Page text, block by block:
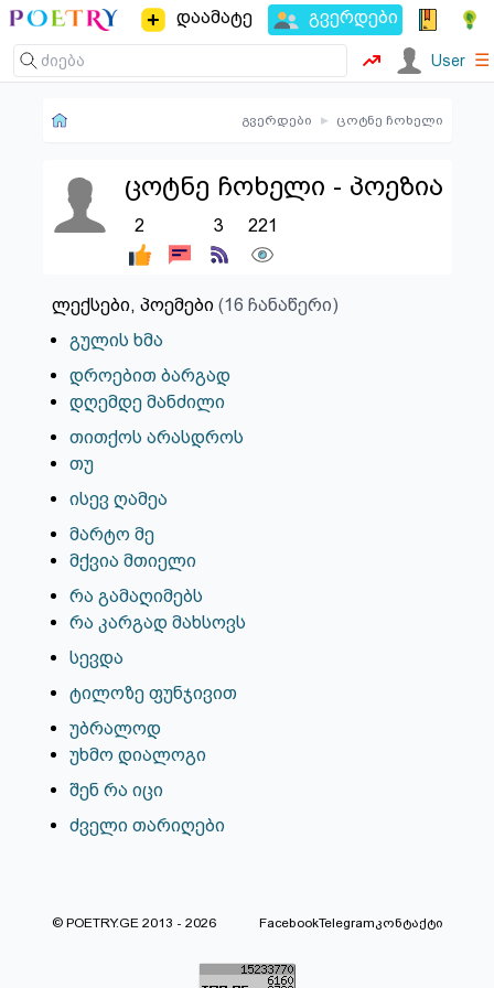
დაამატე გვერდები
User ☰
გვერდები ▸ ცოტნე ჩოხელი
ცოტნე ჩოხელი - პოეზია
2 3 221
ლექსები, პოემები (16 ჩანაწერი)
გულის ხმა
დროებით ბარგად
დღემდე მანძილი
თითქოს არასდროს
თუ
ისევ ღამეა
მარტო მე
მქვია მთიელი
რა გამაღიმებს
რა კარგად მახსოვს
სევდა
ტილოზე ფუნჯივით
უბრალოდ
უხმო დიალოგი
შენ რა იცი
ძველი თარიღები
© POETRY.GE 2013 - 2026 FacebookTelegramკონტაქტი